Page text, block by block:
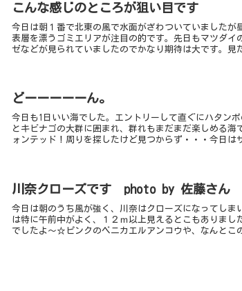
こんな感じのところが狙い目です
今日は朝１番で北東の風で水面がざわついていました
表層を漂うゴミエリアが注目の的です。先日もマツダイ
ゼなどが見られていましたのでかなり期待は大です。
どーーーーーん。
今日も1日いい海でした。エントリーして直ぐにハタン
とキビナゴの大群に囲まれ、群れもまだまだ楽しめる
ォンテッド！周りを探したけど見つからず・・・今日
川奈クローズです photo by 佐藤さん
今日は朝のうち風が強く、川奈はクローズになってし
は特に午前中がよく、１２ｍ以上見えるとこもありま
でしたよ～☆ピンクのベニカエルアンコウや、なんとこ